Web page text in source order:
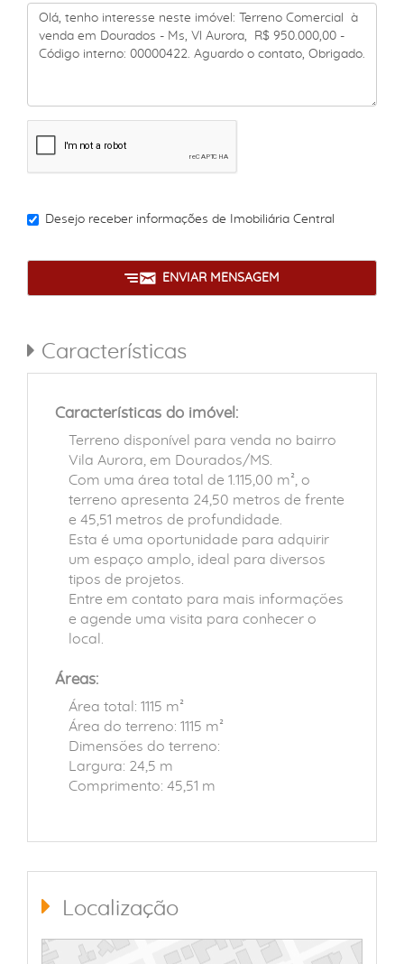
Desejo receber informações de Imobiliária Central
ENVIAR MENSAGEM
Características
Características do imóvel:
Terreno disponível para venda no bairro
Vila Aurora, em Dourados/MS.
Com uma área total de 1.115,00 m², o
terreno apresenta 24,50 metros de frente
e 45,51 metros de profundidade.
Esta é uma oportunidade para adquirir
um espaço amplo, ideal para diversos
tipos de projetos.
Entre em contato para mais informações
e agende uma visita para conhecer o
local.
Áreas:
Área total: 1115 m²
Área do terreno: 1115 m²
Dimensões do terreno:
Largura: 24,5 m
Comprimento: 45,51 m
Localização